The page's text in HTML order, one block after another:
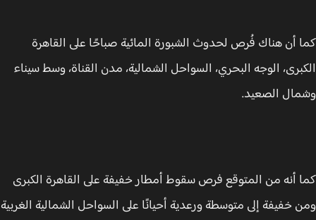
أن هناك فُرص لحدوث الشبورة المائية صباحًا على القاهرة
الوجه البحري، السواحل الشمالية، مدن القناة، وسط سيناء
الصعيد.
أنه من المتوقع فرص سقوط أمطار خفيفة على القاهرة الكبرى
خفيفة إلى متوسطة ورعدية أحيانًا على السواحل الشمالية الغربية